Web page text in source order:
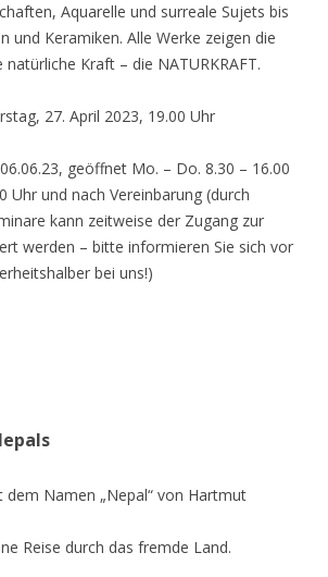
Aquarelle und surreale Sujets bis
und Keramiken. Alle Werke zeigen die
Kraft – die NATURKRAFT.
27. April 2023, 19.00 Uhr
geöffnet Mo. – Do. 8.30 – 16.00
Uhr und nach Vereinbarung (durch
kann zeitweise der Zugang zur
werden – bitte informieren Sie sich vor
bei uns!)
dem Namen „Nepal“ von Hartmut
Reise durch das fremde Land.